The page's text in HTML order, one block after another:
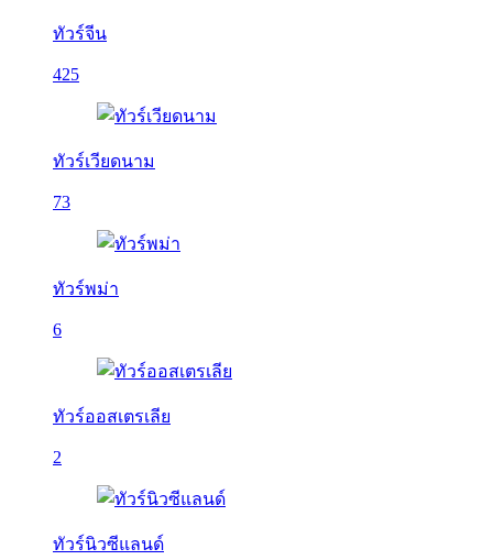
ทัวร์จีน
425
ทัวร์เวียดนาม
73
ทัวร์พม่า
6
ทัวร์ออสเตรเลีย
2
ทัวร์นิวซีแลนด์